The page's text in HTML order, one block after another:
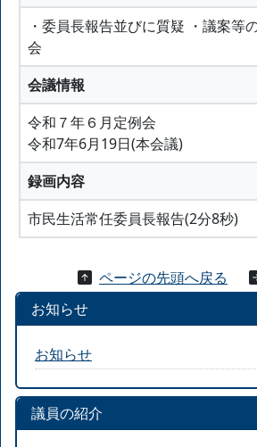
・委員長報告並びに質疑 ・議案等
会
会議情報
令和７年６月定例会
令和7年6月19日(本会議)
録画内容
市民生活常任委員長報告(2分8秒)
ページの先頭へ戻る
お知らせ
お知らせ
議員の紹介